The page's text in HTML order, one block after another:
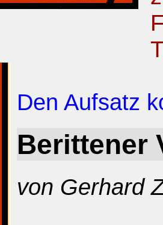
Den Aufsatz
Berittener
von Gerhard